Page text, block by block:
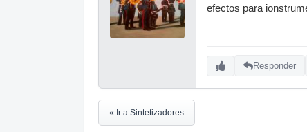
efectos para
Responder
« Ir a Sintetizadores